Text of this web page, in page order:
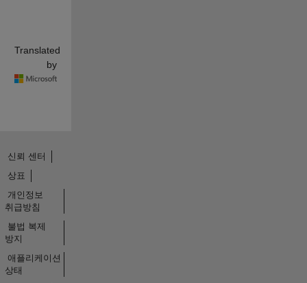
Translated
by
신뢰 센터
상표
개인정보
취급방침
불법 복제
방지
애플리케이션
상태